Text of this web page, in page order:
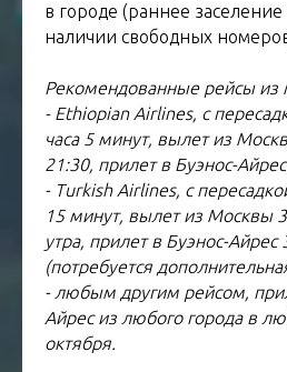
в городе (раннее
наличии свободных
Рекомендованные рейсы из
- Ethiopian Airlines, с
часа 5 минут, вылет из
21:30, прилет в Буэнос-
- Turkish Airlines, с
15 минут, вылет из Москвы
утра, прилет в Буэнос-Айрес
(потребуется
- любым другим рейсом,
Айрес из любого города в
октября.